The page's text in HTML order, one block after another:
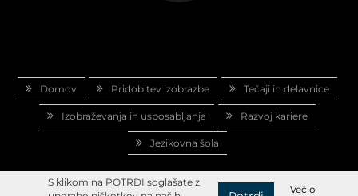
Domov Pridobitev izobrazbe Tečaji in delavnice
Izobraževanja in usposabljanja Razvoj kariere
Jezikovna šola
S klikom na POTRDI soglašate z
Več o